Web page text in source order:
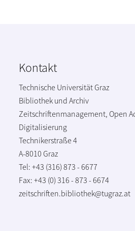
Kontakt
Technische Universität Graz
Bibliothek und Archiv
Zeitschriftenmanagement, Open
Digitalisierung
Technikerstraße 4
A-8010 Graz
Tel: +43 (316) 873 - 6677
Fax: +43 (0) 316 - 873 - 6674
zeitschriften.bibliothek@tugraz.at